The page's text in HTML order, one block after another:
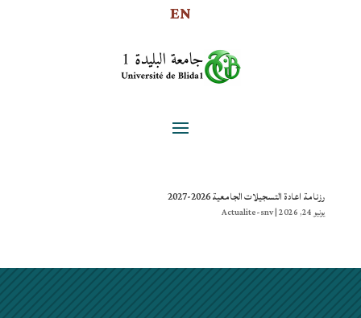
EN
رزنامة اعادة التسجيلات الجامعية 2026-2027
يونيو 24, 2026 |
Actualite-snv